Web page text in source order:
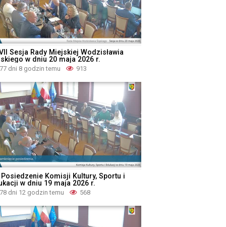
Sesja Rady Miejskiej Wodzisławia
w dniu 20 maja 2026 r.
77 dni 8 godzin temu 913
Posiedzenie Komisji Kultury, Sportu i
w dniu 19 maja 2026 r.
78 dni 12 godzin temu 568